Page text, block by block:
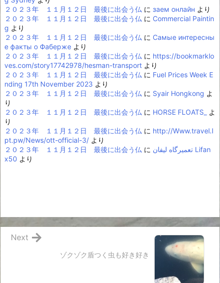
２０２３年 １１月１２日 最後に出会う仏 に заем онлайн より
２０２３年 １１月１２日 最後に出会う仏 に Commercial Paintin
g より
２０２３年 １１月１２日 最後に出会う仏 に Самые интересны
е факты о Фаберже より
２０２３年 １１月１２日 最後に出会う仏 に https://bookmarklo
ves.com/story17742978/hesman-transport より
２０２３年 １１月１２日 最後に出会う仏 に Fuel Prices Week E
nding 17th November 2023 より
２０２３年 １１月１２日 最後に出会う仏 に Syair Hongkong よ
り
２０２３年 １１月１２日 最後に出会う仏 に HORSE FLOATS_
よ
り
２０２３年 １１月１２日 最後に出会う仏 に http://Www.travel.I
pt.pw/News/ott-official-3/ より
２０２３年 １１月１２日 最後に出会う仏 に تعمیرگاه لیفان Lifan
x50 より
ゾクゾク盾つく虫も好き好き
Next